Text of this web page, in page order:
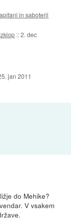
in saboterji
::2. dec
jan 2011
do Mehike?
V vsakem